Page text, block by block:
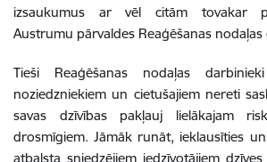
izsaukumus ar vēl citām tovakar
Austrumu pārvaldes Reaģēšanas nodaļas
Tieši Reaģēšanas nodaļas
noziedzniekiem un cietušajiem nereti
savas dzīvības pakļauj lielākajam
drosmīgiem. Jāmāk runāt, ieklausīties
atbalsta sniedzējiem iedzīvotājiem